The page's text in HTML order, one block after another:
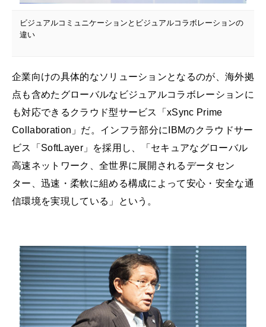
ビジュアルコミュニケーションとビジュアルコラボレーションの
違い
企業向けの具体的なソリューションとなるのが、海外拠
点も含めたグローバルなビジュアルコラボレーションに
も対応できるクラウド型サービス「xSync Prime
Collaboration」だ。インフラ部分にIBMのクラウドサー
ビス「SoftLayer」を採用し、「セキュアなグローバル
高速ネットワーク、全世界に展開されるデータセン
ター、迅速・柔軟に組める構成によって安心・安全な通
信環境を実現している」という。